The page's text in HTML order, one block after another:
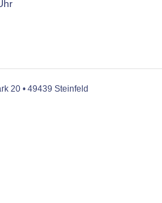
20 • 49439 Steinfeld